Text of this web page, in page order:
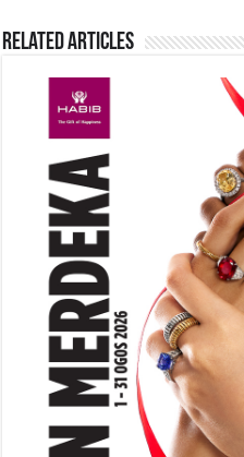
o
o
k
p
p
s
Related Articles